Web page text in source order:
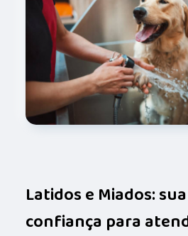
Latidos e Miados:
confiança para